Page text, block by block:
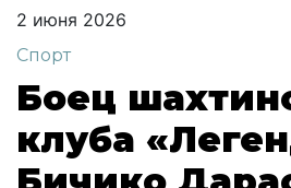
2 июня 2026
Спорт
Боец
клуба